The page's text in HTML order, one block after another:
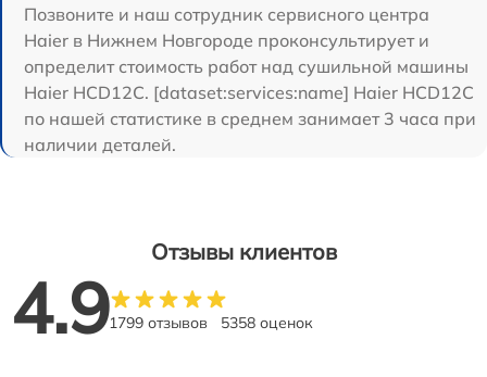
Позвоните и наш сотрудник сервисного центра
Haier в Нижнем Новгороде проконсультирует и
определит стоимость работ над сушильной машины
Haier HCD12C. [dataset:services:name] Haier HCD12C
по нашей статистике в среднем занимает 3 часа при
наличии деталей.
Отзывы клиентов
4.91799 отзывов 5358 оценок